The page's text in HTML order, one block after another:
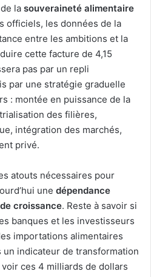
la souveraineté alimentaire
officiels, les données de la
entre les ambitions et la
cette facture de 4,15
pas par un repli
par une stratégie graduelle
: montée en puissance de la
des filières,
intégration des marchés,
privé.
atouts nécessaires pour
une dépendance
croissance. Reste à savoir si
banques et les investisseurs
importations alimentaires
un indicateur de transformation
ces 4 milliards de dollars